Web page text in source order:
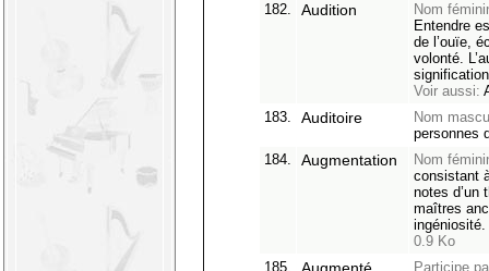
182.
Audition
Nom
Entendre
de l’ouïe,
volonté.
Voir aussi:
183.
Auditoire
Nom
personnes
184.
Augmentation
Nom
consistant
notes d’un
maîtres
0.9 Ko
185.
Participe